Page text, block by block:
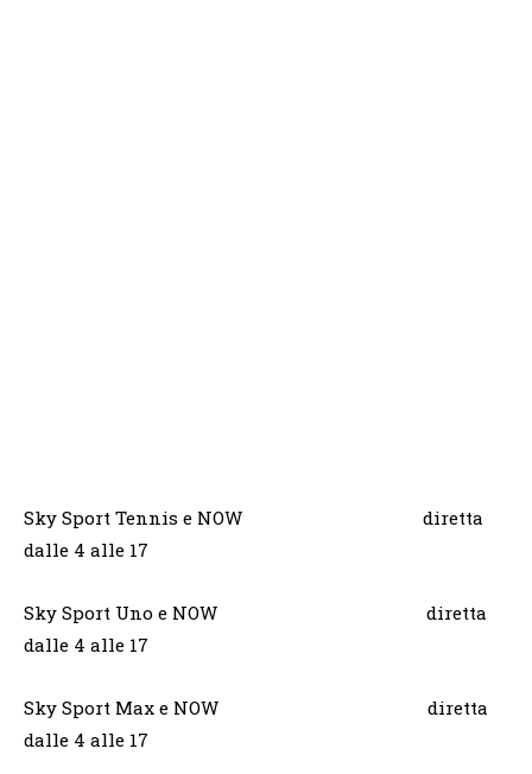
Sky Sport Tennis e NOW diretta
dalle 4 alle 17
Sky Sport Uno e NOW diretta
dalle 4 alle 17
Sky Sport Max e NOW diretta
dalle 4 alle 17